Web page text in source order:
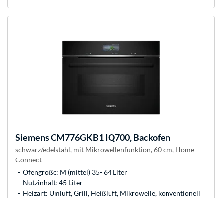
SiemensCM776GKB1 IQ700, Backofen
schwarz/edelstahl, mit Mikrowellenfunktion, 60 cm, Home
Connect
Ofengröße: M (mittel) 35- 64 Liter
Nutzinhalt: 45 Liter
Heizart: Umluft, Grill, Heißluft, Mikrowelle, konventionell